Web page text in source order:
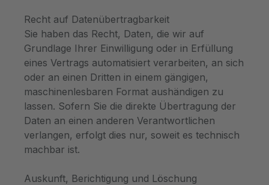
Recht auf Datenübertragbarkeit
Sie haben das Recht, Daten, die wir auf
Grundlage Ihrer Einwilligung oder in Erfüllung
eines Vertrags automatisiert verarbeiten, an sich
oder an einen Dritten in einem gängigen,
maschinenlesbaren Format aushändigen zu
lassen. Sofern Sie die direkte Übertragung der
Daten an einen anderen Verantwortlichen
verlangen, erfolgt dies nur, soweit es technisch
machbar ist.
Auskunft, Berichtigung und Löschung